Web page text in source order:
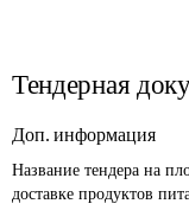
Тендерная
Доп. информация
Название тендера на
доставке продуктов